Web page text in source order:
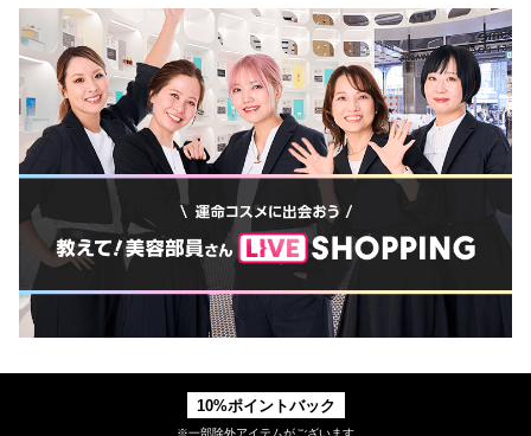
10%ポイントバック
※一部除外アイテムがございます